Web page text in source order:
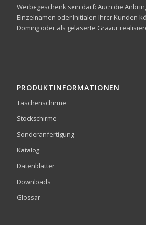
Werbegeschenk sein darf: Auch die
Einzelnamen oder Initialen Ihrer Kunden
Doming oder als gelaserte Gravur
PRODUKTINFORMATIONEN
Taschenschirme
Stockschirme
Sonderanfertigung
Katalog
Datenblätter
Downloads
Glossar